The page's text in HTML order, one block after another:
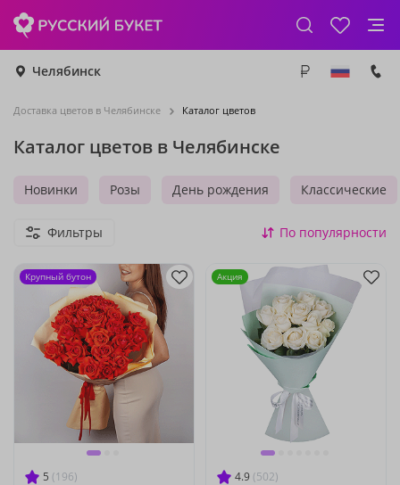
Челябинск
Доставка цветов в Челябинске Каталог цветов
Каталог цветов в Челябинске
Новинки Розы День рождения Классические
Фильтры По популярности
5 (196)
Крупный бутон
4.9 (502)
Акция